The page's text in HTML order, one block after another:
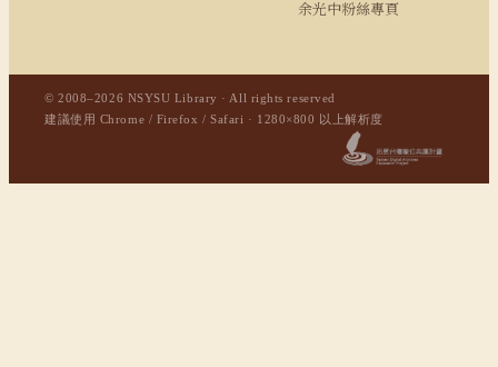
余光中粉絲專頁
© 2008–2026 NSYSU Library · All rights reserved
建議使用 Chrome / Firefox / Safari · 1280×800 以上解析度